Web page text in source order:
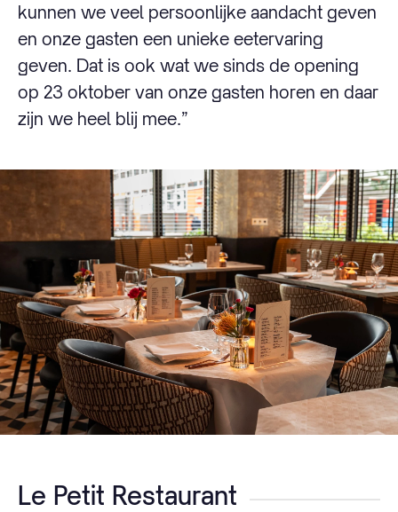
kunnen we veel persoonlijke aandacht geven
en onze gasten een unieke eetervaring
geven. Dat is ook wat we sinds de opening
op 23 oktober van onze gasten horen en daar
zijn we heel blij mee.”
Le Petit Restaurant